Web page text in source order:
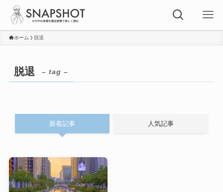
ホーム 脱退
脱退 – tag –
新着記事 人気記事